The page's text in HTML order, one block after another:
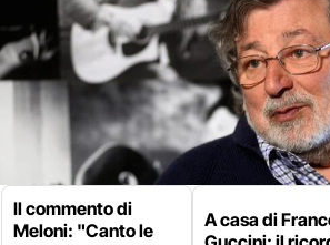
Il commento di
Meloni: "Canto le
A casa di